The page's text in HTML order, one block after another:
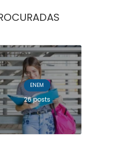
ENEM
26 posts